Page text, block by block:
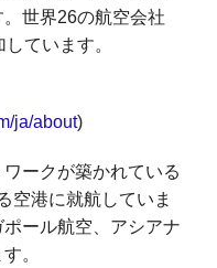
世界26の航空会社
ています。
ja/about)
ークが築かれている
空港に就航していま
ール航空、アシアナ
。